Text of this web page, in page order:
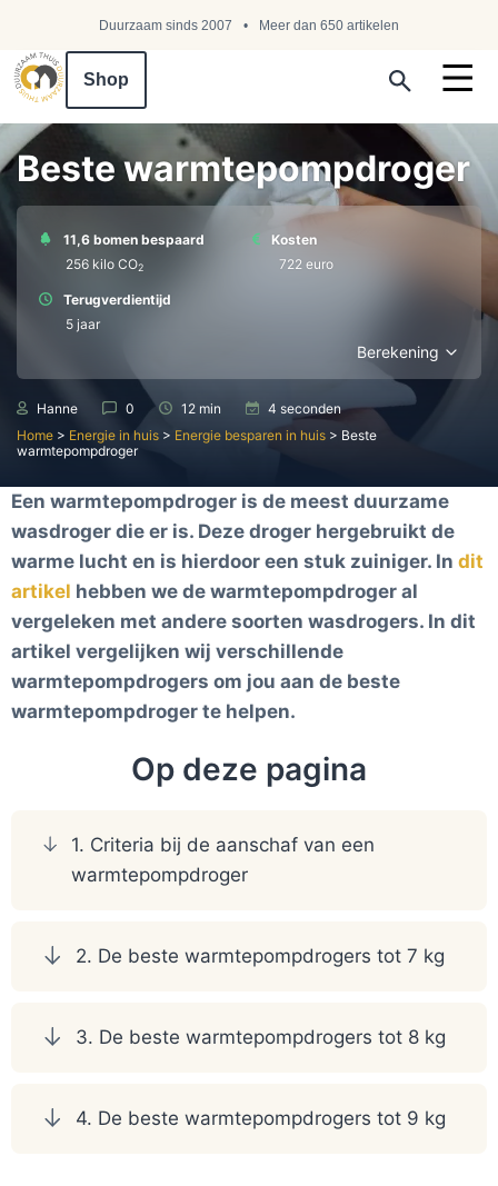
Duurzaam sinds 2007 Meer dan 650 artikelen
Shop
Beste warmtepompdroger
11,6 bomen bespaard
256 kilo СО2
Kosten
722 euro
Terugverdientijd
5 jaar
Berekening
Hanne 0 12 min
4 seconden
Home > Energie in huis > Energie besparen in huis > Beste
warmtepompdroger
Een warmtepompdroger is de meest duurzame
wasdroger die er is. Deze droger hergebruikt de
warme lucht en is hierdoor een stuk zuiniger. In dit
artikel hebben we de warmtepompdroger al
vergeleken met andere soorten wasdrogers. In dit
artikel vergelijken wij verschillende
warmtepompdrogers om jou aan de beste
warmtepompdroger te helpen.
Op deze pagina
1. Criteria bij de aanschaf van een
warmtepompdroger
2. De beste warmtepompdrogers tot 7 kg
3. De beste warmtepompdrogers tot 8 kg
4. De beste warmtepompdrogers tot 9 kg